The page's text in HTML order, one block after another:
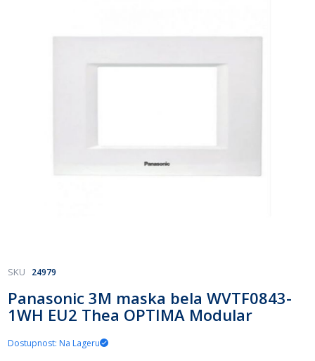
Skip
the
beginning
the
Panasonic 3M maska bela WVTF0843-
1WH EU2 Thea OPTIMA Modular
SKU 24979
Dostupnost: Na Lageru